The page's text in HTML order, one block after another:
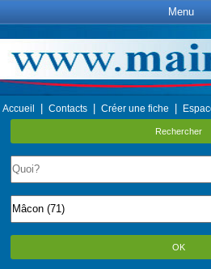
Menu
Accueil Contacts Créer une fiche
Rechercher
OK